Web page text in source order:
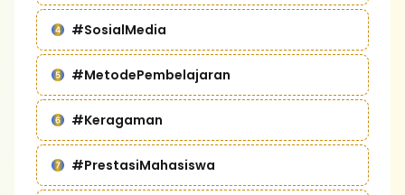
#SosialMedia
#MetodePembelajaran
#Keragaman
#PrestasiMahasiswa